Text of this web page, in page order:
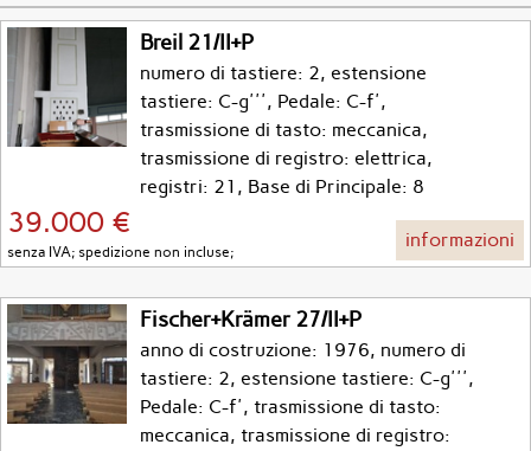
Breil 21/II+P
numero di tastiere: 2, estensione
tastiere: C-g''', Pedale: C-f',
trasmissione di tasto: meccanica,
trasmissione di registro: elettrica,
registri: 21, Base di Principale: 8
39.000 €
senza IVA; spedizione non incluse;
informazioni
Fischer+Krämer 27/II+P
anno di costruzione: 1976, numero di
tastiere: 2, estensione tastiere: C-g''',
Pedale: C-f', trasmissione di tasto:
meccanica, trasmissione di registro: